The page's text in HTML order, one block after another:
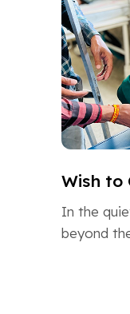
In the
beyond